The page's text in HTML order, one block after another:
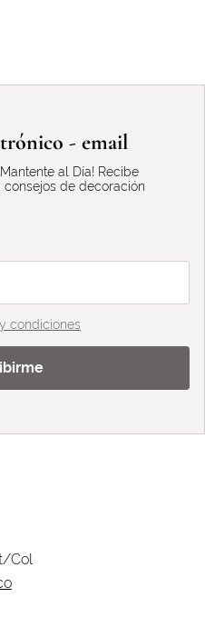
- email
al Día! Recibe
de decoración
condiciones
Col